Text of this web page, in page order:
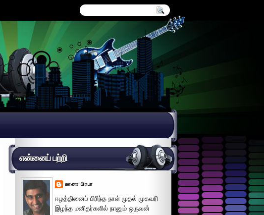
என்னைப் பற்றி
கானா பிரபா
ஈழத்தினைப் பிரிந்த நாள் முதல் முகவரி
இழந்த மனிதர்களில் நானும் ஒருவன்